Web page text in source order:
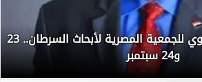
انطلاق المؤتمر السنوي للجمعية المصرية لأبحاث السرطان.. 23
و24 سبتمبر